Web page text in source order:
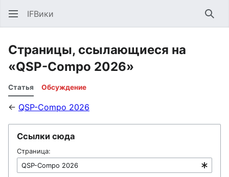
IFВики
Страницы, ссылающиеся на
«QSP-Compo 2026»
Статья Обсуждение
← QSP-Compo 2026
Ссылки сюда
Страница: